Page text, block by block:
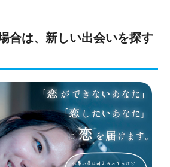
合は、新しい出会いを探す